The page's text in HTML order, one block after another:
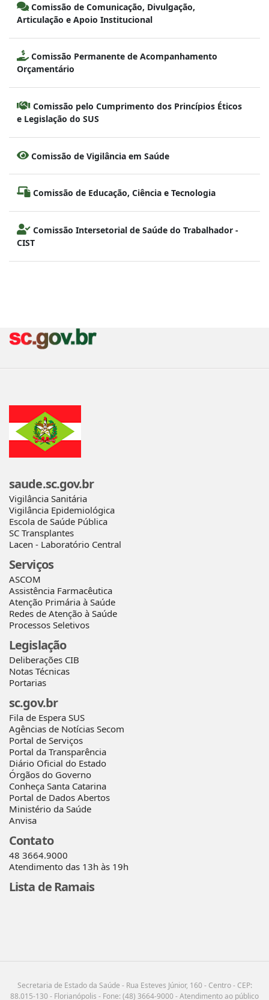
Comissão de Comunicação, Divulgação,
Articulação e Apoio Institucional
Comissão Permanente de Acompanhamento
Orçamentário
Comissão pelo Cumprimento dos Princípios Éticos
e Legislação do SUS
Comissão de Vigilância em Saúde
Comissão de Educação, Ciência e Tecnologia
Comissão Intersetorial de Saúde do Trabalhador -
CIST
saude.sc.gov.br
Vigilância Sanitária
Vigilância Epidemiológica
Escola de Saúde Pública
SC Transplantes
Lacen - Laboratório Central
Serviços
ASCOM
Assistência Farmacêutica
Atenção Primária à Saúde
Redes de Atenção à Saúde
Processos Seletivos
Legislação
Deliberações CIB
Notas Técnicas
Portarias
sc.gov.br
Fila de Espera SUS
Agências de Notícias Secom
Portal de Serviços
Portal da Transparência
Diário Oficial do Estado
Órgãos do Governo
Conheça Santa Catarina
Portal de Dados Abertos
Ministério da Saúde
Anvisa
Contato
48 3664.9000
Atendimento das 13h às 19h
Lista de Ramais
Secretaria de Estado da Saúde - Rua Esteves Júnior, 160 - Centro - CEP:
88.015-130 - Florianópolis - Fone: (48) 3664-9000 - Atendimento ao público